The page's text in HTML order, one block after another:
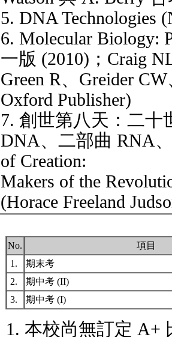
5. DNA Technologies
6. Molecular Biology:
一版 (2010)；Craig
Green R、Greider
Oxford Publisher)
7. 創世第八天：二
DNA、二部曲 RNA
of Creation:
Makers of the
(Horace Freeland
No.
項目
1.
期末考
2.
期中考 (II)
3.
期中考 (I)
本校尚無訂定 A+